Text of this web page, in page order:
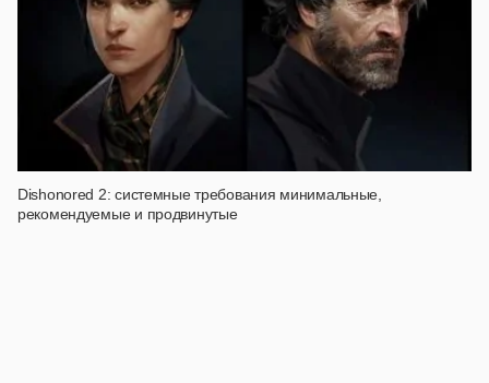
Dishonored 2: системные требования минимальные,
рекомендуемые и продвинутые